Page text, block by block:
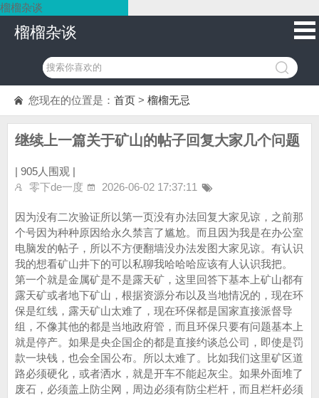
榴榴杂谈
榴榴杂谈
您现在的位置是： 首页 > 榴榴无忌
继续上一篇关于矿山的帖子回复大家几个问题
| 905人围观 |
零下de一度
2026-06-02 17:37:11
因为没有二次验证所以第一页没有办法回复大家见谅，之前那
个号因为种种原因给永久禁言了尴尬。而且因为我是在办公室
电脑发的帖子，所以不方便翻墙没办法发图大家见谅。有认识
我的想看矿山井下的可以私聊我哈哈哈应该有人认识我把。
第一个就是金属矿是不是露天矿，这里回答下基本上矿山都有
露天矿或者地下矿山，根据资源分布以及当地情况的，现在环
保是红线，露天矿山太难了，现在环保都是国家直接派督导
组，不像其他的都是当地政府管，而且环保只要有问题基本上
就是停产。如果是央企国企的都是直接约谈总公司，即使是罚
款一块钱，也会全国公布。所以太难了。比如我们这里矿区道
路必须硬化，或者洒水，就是开车不能起灰尘。如果外面堆了
废石，必须盖上防尘网，周边必须有防尘栏杆，而且栏杆必须